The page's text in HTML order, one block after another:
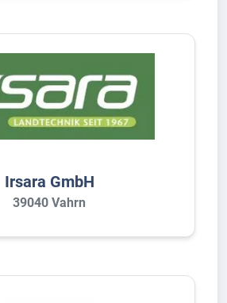
Irsara GmbH
39040 Vahrn